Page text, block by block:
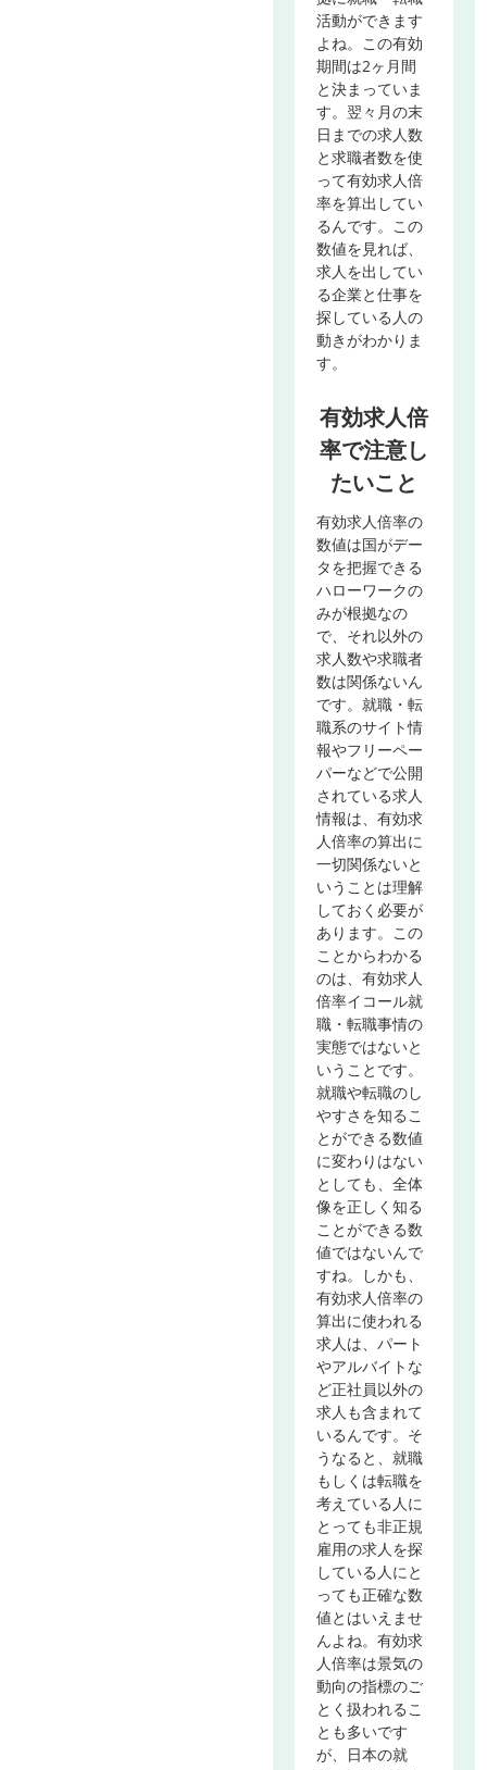
活動ができます
よね。この有効
期間は2ヶ月間
と決まっていま
す。翌々月の末
日までの求人数
と求職者数を使
って有効求人倍
率を算出してい
るんです。この
数値を見れば、
求人を出してい
る企業と仕事を
探している人の
動きがわかりま
す。
有効求人倍
率で注意し
たいこと
有効求人倍率の
数値は国がデー
タを把握できる
ハローワークの
みが根拠なの
で、それ以外の
求人数や求職者
数は関係ないん
です。就職・転
職系のサイト情
報やフリーペー
パーなどで公開
されている求人
情報は、有効求
人倍率の算出に
一切関係ないと
いうことは理解
しておく必要が
あります。この
ことからわかる
のは、有効求人
倍率イコール就
職・転職事情の
実態ではないと
いうことです。
就職や転職のし
やすさを知るこ
とができる数値
に変わりはない
としても、全体
像を正しく知る
ことができる数
値ではないんで
すね。しかも、
有効求人倍率の
算出に使われる
求人は、パート
やアルバイトな
ど正社員以外の
求人も含まれて
いるんです。そ
うなると、就職
もしくは転職を
考えている人に
とっても非正規
雇用の求人を探
している人にと
っても正確な数
値とはいえませ
んよね。有効求
人倍率は景気の
動向の指標のご
とく扱われるこ
とも多いです
が、日本の就